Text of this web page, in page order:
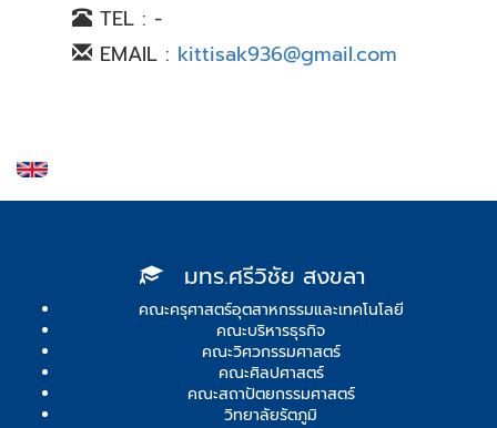
TEL : -
EMAIL : kittisak936@gmail.com
มทร.ศรีวิชัย สงขลา
คณะครุศาสตร์อุตสาหกรรมและเทคโนโลยี
คณะบริหารธุรกิจ
คณะวิศวกรรมศาสตร์
คณะศิลปศาสตร์
คณะสถาปัตยกรรมศาสตร์
วิทยาลัยรัตภูมิ